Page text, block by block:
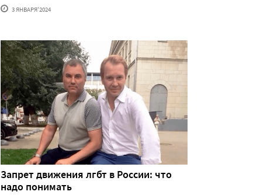
3 ЯНВАРЯ'2024
Запрет движения лгбт в России: что
надо понимать